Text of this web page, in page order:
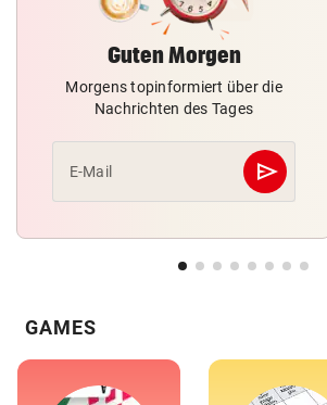
Guten Morgen
Morgens topinformiert über die
Nachrichten des Tages
E-Mail send
GAMES